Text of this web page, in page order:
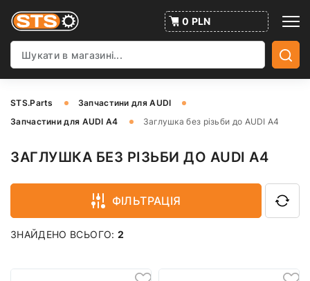
0 PLN
STS.Parts
Запчастини для AUDI
Запчастини для AUDI A4
Заглушка без різьби до AUDI A4
ЗАГЛУШКА БЕЗ РІЗЬБИ ДО AUDI A4
ФІЛЬТРАЦІЯ
ЗНАЙДЕНО ВСЬОГО: 2